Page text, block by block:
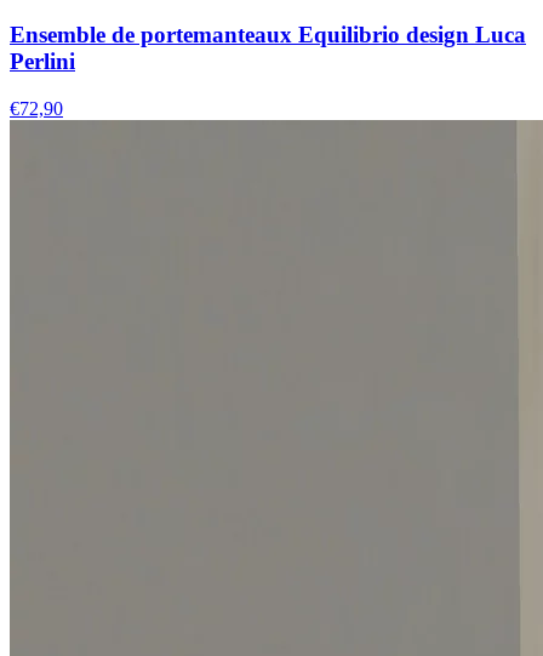
Ensemble de portemanteaux Equilibrio design Luca
Perlini
€72,90